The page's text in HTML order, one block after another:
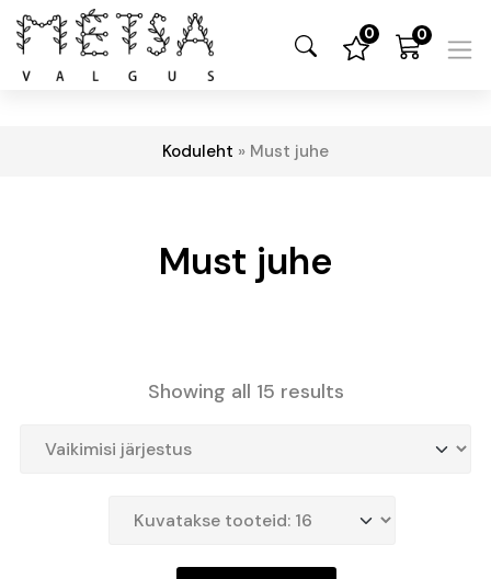
0 0
Koduleht » Must juhe
Must juhe
Showing all 15 results